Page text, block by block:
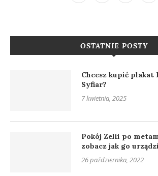
OSTATNIE POSTY
Chcesz kupić plakat
Syfiar?
7 kwietnia, 2025
Pokój Zelii po
zobacz jak go
26 października, 2022